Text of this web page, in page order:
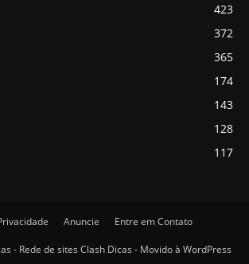
423
372
365
174
143
128
117
Anuncie Entre em Contato
- Rede de sites Clash Dicas - Movido à WordPress